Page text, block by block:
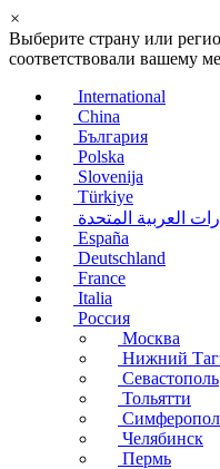
×
Выберите страну или
соответствовали вашему
International
China
България
Polska
Slovenija
Türkiye
العربية المتحدة
España
Deutschland
France
Italia
Россия
Москва
Нижний
Севастополь
Тольятти
Челябинск
Пермь